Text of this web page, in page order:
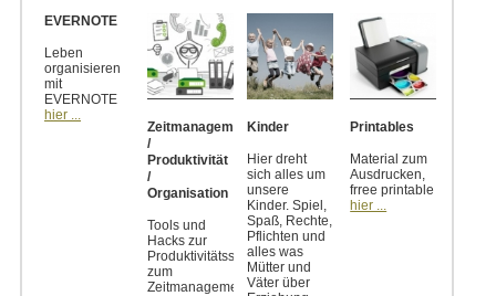
EVERNOTE
Leben
organisieren
mit
EVERNOTE
hier ...
Zeitmanagement
/
Produktivität
/
Organisation
Tools und
Hacks zur
Produktivitätssteigerung,
zum
Zeitmanagement
Kinder
Hier dreht
sich alles um
unsere
Kinder. Spiel,
Spaß, Rechte,
Pflichten und
alles was
Mütter und
Väter über
Printables
Material zum
Ausdrucken,
frree printable
hier ...